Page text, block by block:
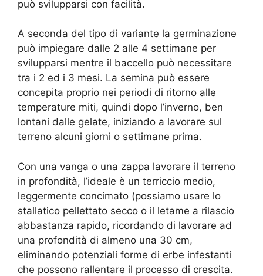
può svilupparsi con facilità.
A seconda del tipo di variante la germinazione
può impiegare dalle 2 alle 4 settimane per
svilupparsi mentre il baccello può necessitare
tra i 2 ed i 3 mesi. La semina può essere
concepita proprio nei periodi di ritorno alle
temperature miti, quindi dopo l’inverno, ben
lontani dalle gelate, iniziando a lavorare sul
terreno alcuni giorni o settimane prima.
Con una vanga o una zappa lavorare il terreno
in profondità, l’ideale è un terriccio medio,
leggermente concimato (possiamo usare lo
stallatico pellettato secco o il letame a rilascio
abbastanza rapido, ricordando di lavorare ad
una profondità di almeno una 30 cm,
eliminando potenziali forme di erbe infestanti
che possono rallentare il processo di crescita.